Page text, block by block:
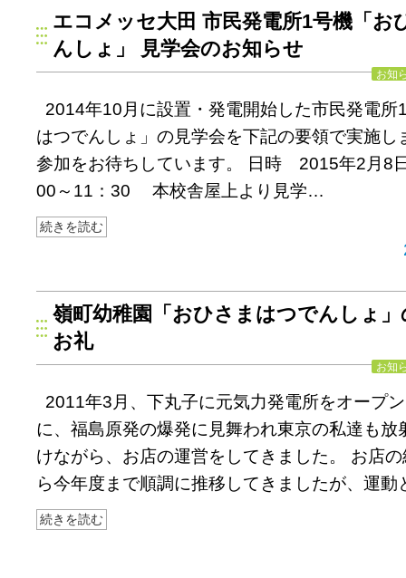
エコメッセ大田 市民発電所1号機「お
んしょ」 見学会のお知らせ
お知
2014年10月に設置・発電開始した市民発電所
はつでんしょ」の見学会を下記の要領で実施し
参加をお待ちしています。 日時 2015年2月8
00～11：30 本校舎屋上より見学…
続きを読む
嶺町幼稚園「おひさまはつでんしょ
お礼
お知
2011年3月、下丸子に元気力発電所をオープ
に、福島原発の爆発に見舞われ東京の私達も放
けながら、お店の運営をしてきました。 お店
ら今年度まで順調に推移してきましたが、運
続きを読む